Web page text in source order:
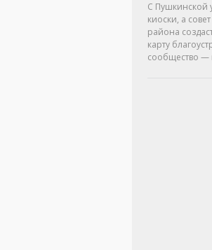
С Пушкинской
киоски, а
района
карту
сообщество —